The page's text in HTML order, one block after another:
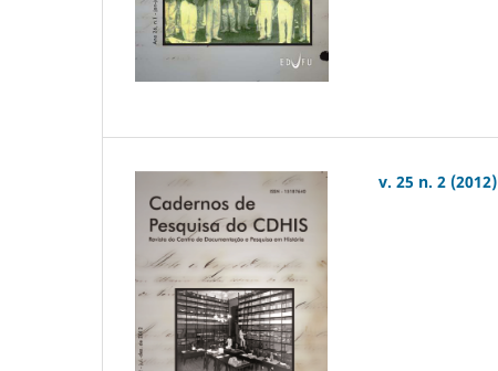
v. 25 n. 2 (2012)